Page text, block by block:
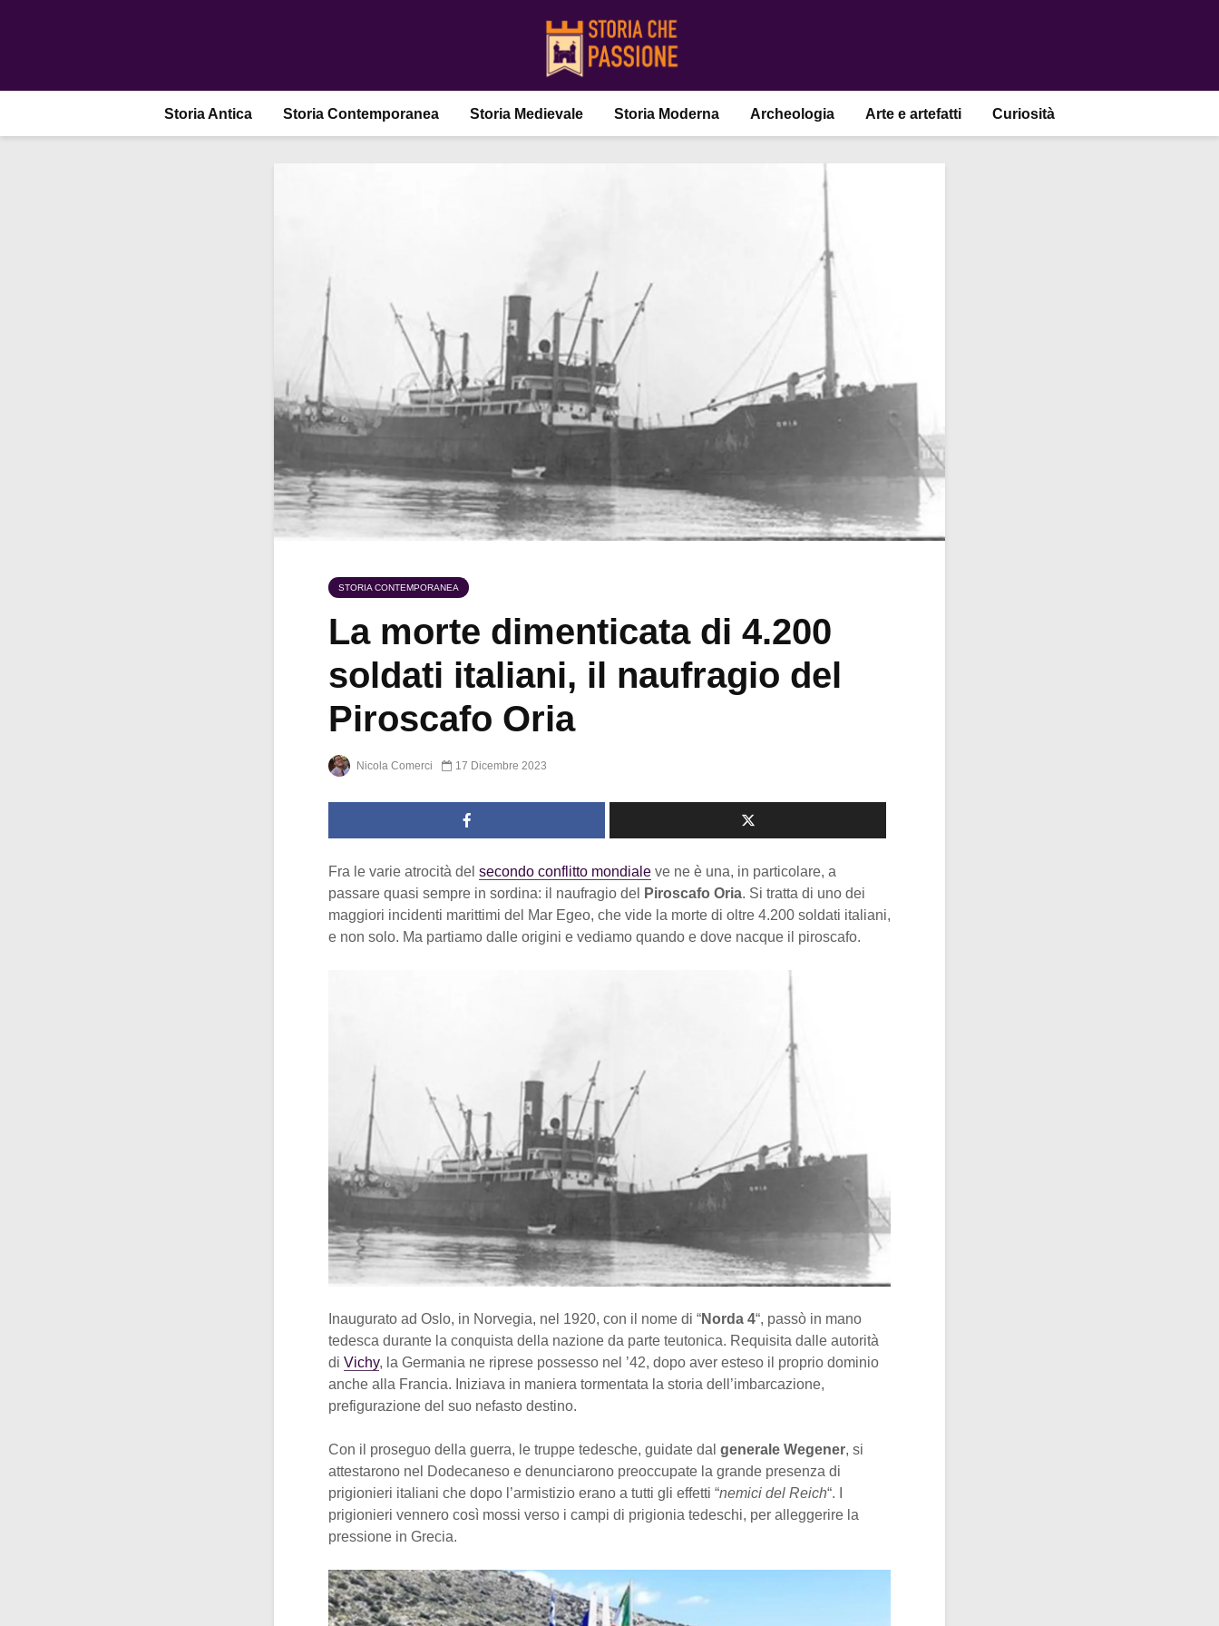
Storia Antica Storia Contemporanea Storia Medievale Storia Moderna Archeologia Arte e artefatti Curiosità
STORIA CONTEMPORANEA
La morte dimenticata di 4.200
soldati italiani, il naufragio del
Piroscafo Oria
Nicola Comerci 17 Dicembre 2023
Fra le varie atrocità del secondo conflitto mondiale ve ne è una, in particolare, a
passare quasi sempre in sordina: il naufragio del
Piroscafo Oria. Si tratta di uno dei
maggiori incidenti marittimi del Mar Egeo, che vide la morte di oltre 4.200 soldati italiani,
e non solo. Ma partiamo dalle origini e vediamo quando e dove nacque il piroscafo.
Inaugurato ad Oslo, in Norvegia, nel 1920, con il nome di “Norda 4“, passò in mano
tedesca durante la conquista della nazione da parte teutonica. Requisita dalle autorità
di Vichy, la Germania ne riprese possesso nel ’42, dopo aver esteso il proprio dominio
anche alla Francia. Iniziava in maniera tormentata la storia dell’imbarcazione,
prefigurazione del suo nefasto destino.
Con il proseguo della guerra, le truppe tedesche, guidate dal generale Wegener, si
attestarono nel Dodecaneso e denunciarono preoccupate la grande presenza di
prigionieri italiani che dopo l’armistizio erano a tutti gli effetti “nemici del Reich“. I
prigionieri vennero così mossi verso i campi di prigionia tedeschi, per alleggerire la
pressione in Grecia.